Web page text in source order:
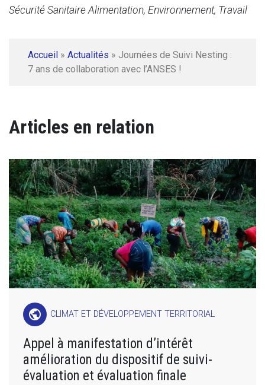
Sécurité Sanitaire Alimentation, Environnement, Travail
Accueil » Actualités » Journées de Suivi Nesting :
7 ans de collaboration avec l’ANSES !
Articles en relation
public CLIMAT ET DÉVELOPPEMENT TERRITORIAL
Appel à manifestation d’intérêt
amélioration du dispositif de suivi-
évaluation et évaluation finale